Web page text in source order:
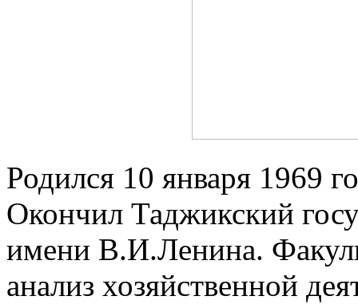
Родился 10 января 1969
Окончил Таджикский
имени В.И.Ленина.
анализ хозяйственной